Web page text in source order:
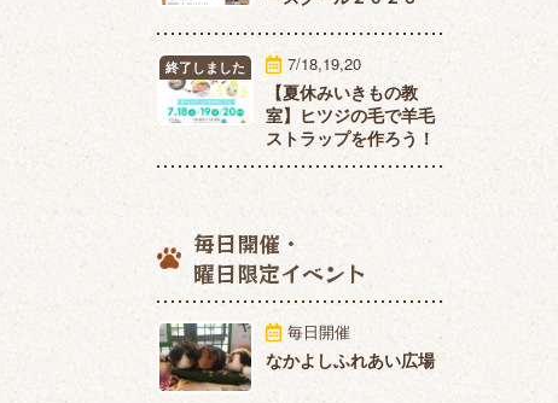
終了しました 7/18,19,20
【夏休みいきもの教
室】ヒツジの毛で羊毛
ストラップを作ろう！
毎日開催・
曜日限定イベント
毎日開催
なかよしふれあい広場